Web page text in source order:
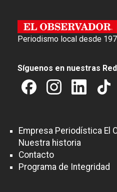
Periodismo local desde
Síguenos en nuestras
Empresa Periodística El
Nuestra historia
Contacto
Programa de Integridad